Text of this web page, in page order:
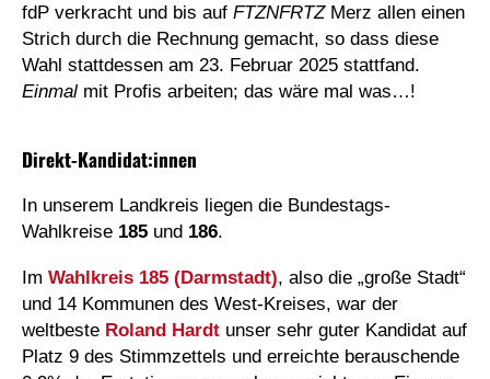
fdP verkracht und bis auf FTZNFRTZMerz allen einen
Strich durch die Rechnung gemacht, so dass diese
Wahl stattdessen am 23. Februar 2025 stattfand.
Einmal mit Profis arbeiten; das wäre mal was…!
Direkt-Kandidat:innen
In unserem Landkreis liegen die Bundestags-
Wahlkreise 185 und 186.
Im Wahlkreis 185 (Darmstadt), also die „große Stadt“
und 14 Kommunen des West-Kreises, war der
weltbeste Roland Hardt unser sehr guter Kandidat auf
Platz 9 des Stimmzettels und erreichte berauschende